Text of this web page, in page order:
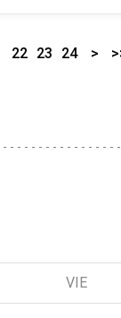
22 23 24 >
VIE